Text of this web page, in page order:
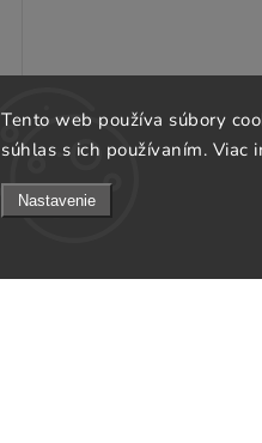
Tento web používa súbory
súhlas s ich používaním. Viac
NastavenieKONTAKT